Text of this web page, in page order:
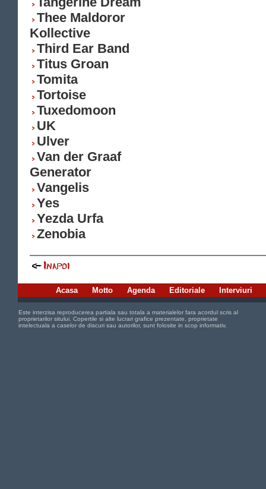
Thee Maldoror
Kollective
Third Ear Band
Titus Groan
Tomita
Tortoise
Tuxedomoon
UK
Ulver
Van der Graaf
Generator
Vangelis
Yes
Yezda Urfa
Zenobia
Acasa Motto Agenda Editoriale Interviuri
Este interzisa reproducerea partiala sau totala a materialelor fara acordul scris al
proprietarilor sitului. Copertile si alte lucrari grafice prezentate, proprietate
intelectuala a caselor de discuri sau autorilor, sunt folosite in scop informativ.